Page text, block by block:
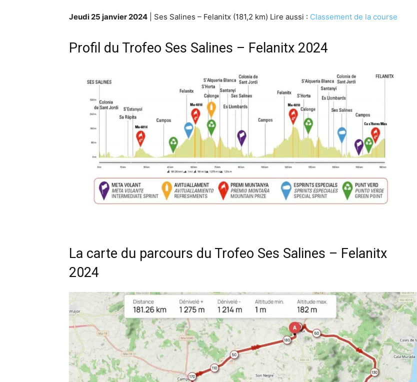
Jeudi 25 janvier 2024 | Ses Salines – Felanitx (181,2 km) Lire aussi : Classement de la course
Profil du Trofeo Ses Salines – Felanitx 2024
La carte du parcours du Trofeo Ses Salines – Felanitx
2024